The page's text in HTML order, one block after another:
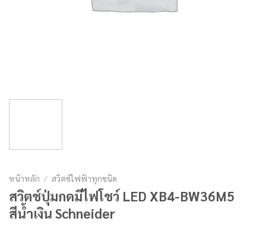
หน้าหลัก / สวิตช์ไฟฟ้าทุกชนิด
สวิตช์ปุ่มกดมีไฟโชว์ LED XB4-BW36M5
สีน้ำเงิน Schneider